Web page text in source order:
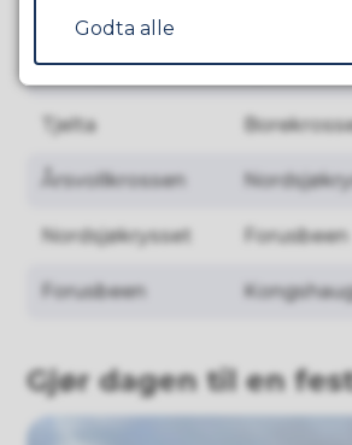
Ølberg Tjelta
Tjelta
Årsvollkrossen
Nordsjøkrysset Forusbeen
Forusbeen
Gjør dagen til en
Godta alle